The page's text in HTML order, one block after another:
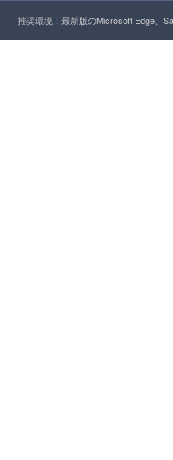
推奨環境：最新版のMicrosoft Edge、